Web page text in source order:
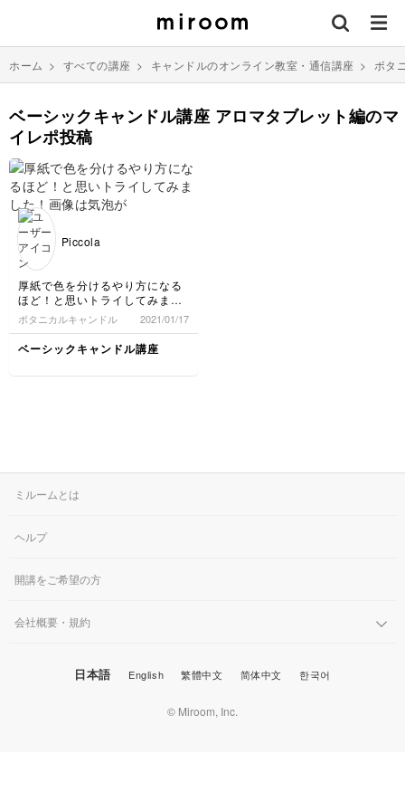
ホーム > すべての講座 > キャンドルのオンライン教室・通信講座 > ボタ
ベーシックキャンドル講座 アロマタブレット編のマ
イレポ投稿
Piccola
厚紙で色を分けるやり方になる
ほど！と思いトライしてみまし
た！画像は気泡が入ってしまい
綺麗じゃないですが、またチャ
レンジしてもっと完成度上げた
いと思います！！
ボタニカルキャンドル 2021/01/17
ベーシックキャンドル講座
ミルームとは
ヘルプ
開講をご希望の方
会社概要・規約
日本語 English 繁體中文 简体中文 한국어
© Miroom, Inc.